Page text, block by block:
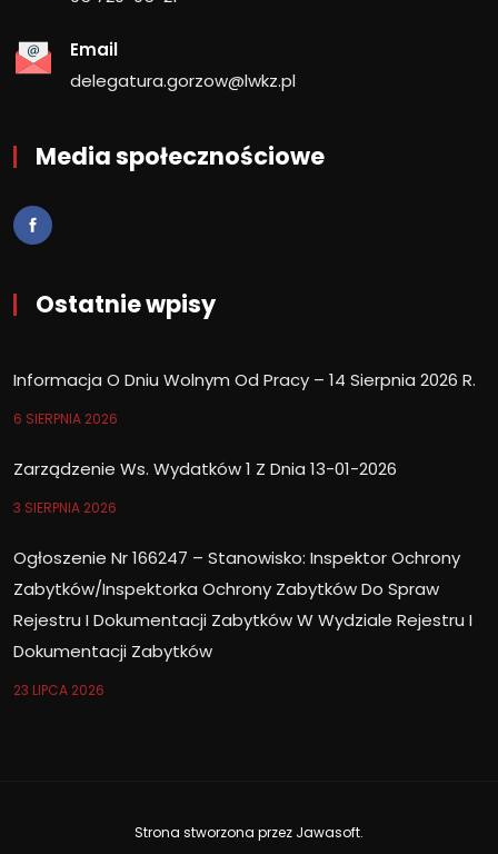
Email
delegatura.gorzow@lwkz.pl
Media społecznościowe
Ostatnie wpisy
Informacja O Dniu Wolnym Od Pracy – 14 Sierpnia 2026 R.
6 SIERPNIA 2026
Zarządzenie Ws. Wydatków 1 Z Dnia 13-01-2026
3 SIERPNIA 2026
Ogłoszenie Nr 166247 – Stanowisko: Inspektor Ochrony
Zabytków/Inspektorka Ochrony Zabytków Do Spraw
Rejestru I Dokumentacji Zabytków W Wydziale Rejestru I
Dokumentacji Zabytków
23 LIPCA 2026
Strona stworzona przez Jawasoft.